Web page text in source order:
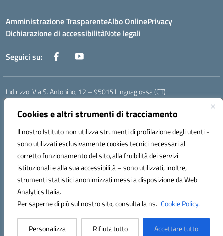
Cookies e altri strumenti di tracciamento
Il nostro Istituto non utilizza strumenti di profilazione degli utenti -
sono utilizzati esclusivamente cookies tecnici necessari al
corretto funzionamento del sito, alla fruibilità dei servizi
istituzionali e alla sua accessibilità – sono utilizzati, inoltre,
strumenti statistici anonimizzati messi a disposizione da Web
Analytics Italia.
Per saperne di più sul nostro sito, consulta la ns. Cookie Policy.
Personalizza Rifiuta tutto Accettare tutto
Amministrazione TrasparenteAlbo OnlinePrivacy
Dichiarazione di accessibilitàNote legali
Seguici su:
Indirizzo:Via S. Antonino, 12 – 95015 Linguaglossa (CT)
Centralino:
Posta elettronica certificata (PEC):ctic83200r@pec.istruzione.it
Codice fiscale: 83002470876
Codice meccanografico:CTIC83200R
Codice Indice delle Pubbliche Amministrazioni (IPA): istsc_CTIC83200R
Codice unico di fatturazione (CUF): UF7TEB
Hosting & Powered by 3D Solution S.r.l.
Concept & Design by Designers Italia